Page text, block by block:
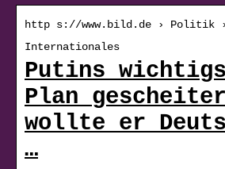
http s://www.bild.de › Politik ›
Internationales
Putins
Plan
wollte er
…